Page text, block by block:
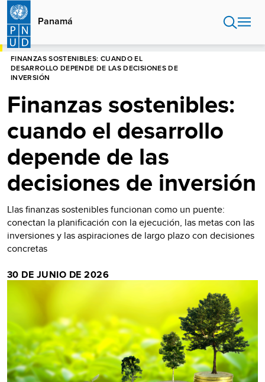
Pasar
contenido
principal
Panamá
HOME
FINANZAS SOSTENIBLES: CUANDO EL
DESARROLLO DEPENDE DE LAS DECISIONES DE
INVERSIÓN
Finanzas sostenibles:
cuando el desarrollo
depende de las
decisiones de inversión
Llas finanzas sostenibles funcionan como un puente:
conectan la planificación con la ejecución, las metas con las
inversiones y las aspiraciones de largo plazo con decisiones
concretas
30 DE JUNIO DE 2026